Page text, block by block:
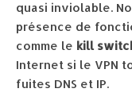
quasi inviolable.
présence de
comme le kill
Internet si le VPN
fuites DNS et IP.